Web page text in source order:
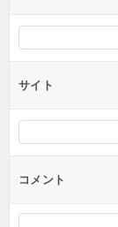
サイト
コメント